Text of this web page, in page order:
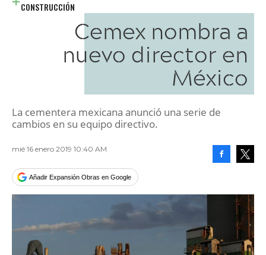
CONSTRUCCIÓN
Cemex nombra a
nuevo director en
México
La cementera mexicana anunció una serie de
cambios en su equipo directivo.
mié 16 enero 2019 10:40 AM
Añadir Expansión Obras en Google